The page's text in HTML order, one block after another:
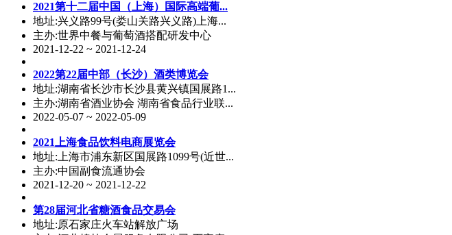
2021第十二届中国（上海）国际高端葡...
地址:兴义路99号(娄山关路兴义路)上海...
主办:世界中餐与葡萄酒搭配研发中心
2021-12-22 ~ 2021-12-24
2022第22届中部（长沙）酒类博览会
地址:湖南省长沙市长沙县黄兴镇国展路1...
主办:湖南省酒业协会 湖南省食品行业联...
2022-05-07 ~ 2022-05-09
2021上海食品饮料电商展览会
地址:上海市浦东新区国展路1099号(近世...
主办:中国副食流通协会
2021-12-20 ~ 2021-12-22
第28届河北省糖酒食品交易会
地址:原石家庄火车站解放广场